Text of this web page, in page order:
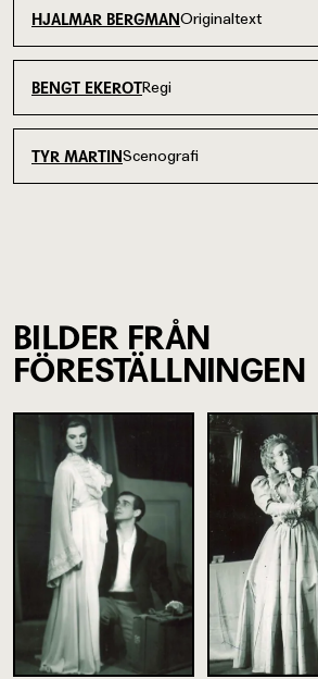
HJALMAR BERGMANOriginaltext
BENGT EKEROTRegi
TYR MARTINScenografi
BILDER FRÅN
FÖRESTÄLLNINGEN